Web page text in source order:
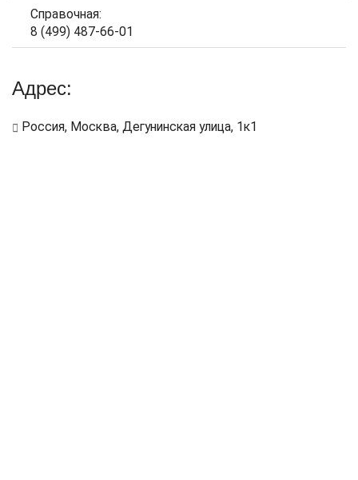
Справочная:
8 (499) 487-66-01
Адрес:
Россия, Москва, Дегунинская улица, 1к1